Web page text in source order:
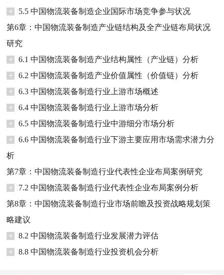
+
5.5 中国物流装备制造企业国际市场竞争参与状况
第6章：中国物流装备制造产业链结构及全产业链布局状况
研究
+
6.1 中国物流装备制造产业结构属性（产业链）分析
+
6.2 中国物流装备制造产业价值属性（价值链）分析
+
6.3 中国物流装备制造行业上游市场概述
+
6.4 中国物流装备制造行业上游市场分析
+
6.5 中国物流装备制造行业中游细分市场分析
+
6.6 中国物流装备制造行业下游主要应用市场需求潜力分
析
第7章：中国物流装备制造行业代表性企业布局案例研究
+
7.2 中国物流装备制造行业代表性企业布局案例分析
第8章：中国物流装备制造行业市场前瞻及投资战略规划策
略建议
+
8.2 中国物流装备制造行业发展潜力评估
+
8.8 中国物流装备制造行业投资机会分析